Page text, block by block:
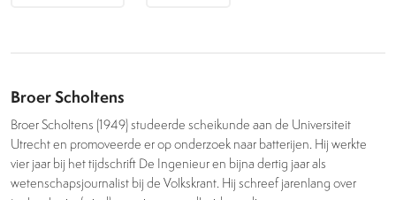
Broer Scholtens
Broer Scholtens (1949) studeerde scheikunde aan de Universiteit
Utrecht en promoveerde er op onderzoek naar batterijen. Hij werkte
vier jaar bij het tijdschrift De Ingenieur en bijna dertig jaar als
wetenschapsjournalist bij de Volkskrant. Hij schreef jarenlang over